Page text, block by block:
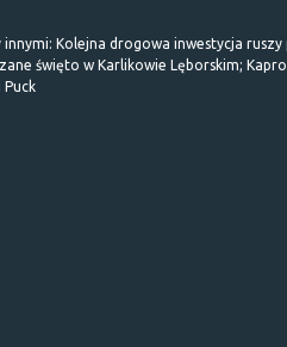
Kolejna drogowa inwestycja ruszy
święto w Karlikowie Lęborskim;